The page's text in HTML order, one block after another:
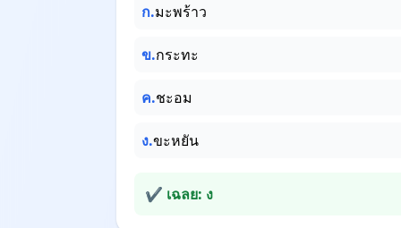
ก.มะพร้าว
ข.กระทะ
ค.ชะอม
ง.ขะหยัน
✔ เฉลย: ง